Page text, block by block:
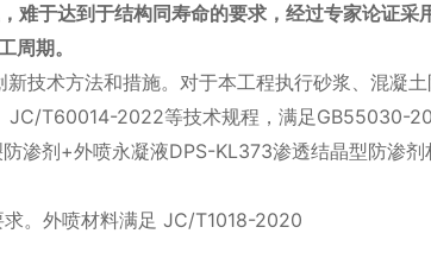
于达到于结构同寿命的要求，经过专家论证
周期。
技术方法和措施。对于本工程执行砂浆、混凝
T60014-2022等技术规程，满足GB55030-
渗剂+外喷永凝液DPS-KL373渗透结晶型防渗
。外喷材料满足 JC/T1018-2020